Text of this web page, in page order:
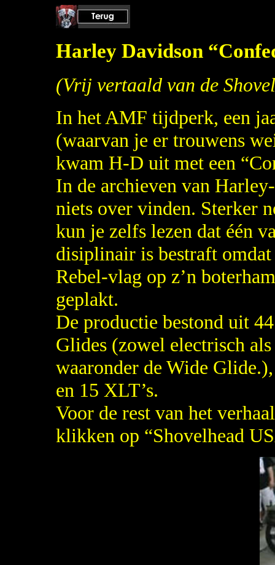
Harley Davidson
(Vrij vertaald van de
In het AMF tijdperk, een
(waarvan je er trouwens
kwam H-D uit met een
In de archieven van
niets over vinden. Sterker
kun je zelfs lezen dat één
disiplinair is bestraft
Rebel-vlag op z’n
geplakt.
De productie bestond uit
Glides (zowel electrisch
waaronder de Wide
en 15 XLT’s.
Voor de rest van het
klikken op “Shovelhead